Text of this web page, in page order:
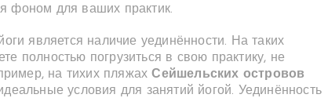
фоном для ваших практик.
является наличие уединённости. На таких
полностью погрузиться в свою практику, не
на тихих пляжахСейшельских островов
условия для занятий йогой. Уединённость